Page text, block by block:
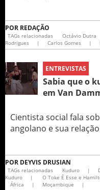
POR REDAÇÃO
TAGs relacionadas Octávio Dutra
Rodrigues
| Carlos Gomes |
ENTREVISTAS
Sabia que o
em Van
Cientista social fala
angolano e sua
POR DEYVIS DRUSIAN
TAGs relacionadas Kuduro |
Kuduro
| O Toke É Esse e
África
| Moçambique |